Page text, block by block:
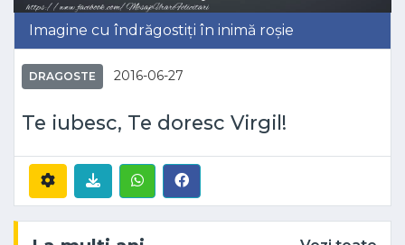
Imagine cu îndrăgostiți în inimă roșie
DRAGOSTE 2016-06-27
Te iubesc, Te doresc Virgil!